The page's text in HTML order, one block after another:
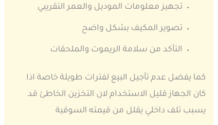
تجهيز معلومات الموديل والعمر التقريبي
تصوير المكيف بشكل واضح
التأكد من سلامة الريموت والملحقات
كما يفضل عدم تأجيل البيع لفترات طويلة خاصة اذا
كان الجهاز قليل الاستخدام لان التخزين الخاطئ قد
يسبب تلف داخلي يقلل من قيمته السوقية